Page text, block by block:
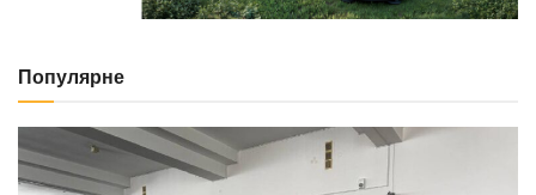
Популярне